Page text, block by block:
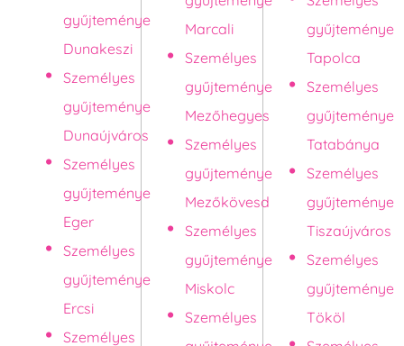
gyűjteménye
Dunakeszi
Személyes
gyűjteménye
Dunaújváros
Személyes
gyűjteménye
Eger
Személyes
gyűjteménye
Ercsi
Személyes
Marcali
Személyes
gyűjteménye
Mezőhegyes
Személyes
gyűjteménye
Mezőkövesd
Személyes
gyűjteménye
Miskolc
Személyes
gyűjteménye
Tapolca
Személyes
gyűjteménye
Tatabánya
Személyes
gyűjteménye
Tiszaújváros
Személyes
gyűjteménye
Tököl